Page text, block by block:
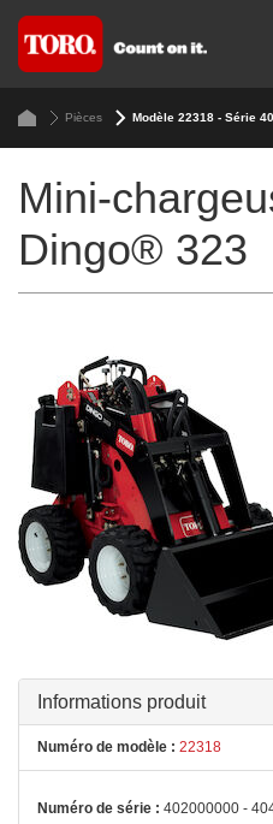
Pièces Modèle 22318 - Série
Mini-
Dingo® 323
Informations produit
Numéro de modèle : 22318
Numéro de série : 402000000 -